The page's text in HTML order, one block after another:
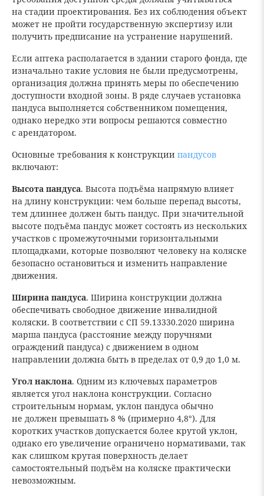
на стадии проектирования. Без их соблюдения объект
может не пройти государственную экспертизу или
получить предписание на устранение нарушений.
Если аптека располагается в здании старого фонда, где
изначально такие условия не были предусмотрены,
организация должна принять меры по обеспечению
доступности входной зоны. В ряде случаев установка
пандуса выполняется собственником помещения,
однако нередко эти вопросы решаются совместно
с арендатором.
Основные требования к конструкции пандусов
включают:
Высота пандуса. Высота подъёма напрямую влияет
на длину конструкции: чем больше перепад высоты,
тем длиннее должен быть пандус. При значительной
высоте подъёма пандус может состоять из нескольких
участков с промежуточными горизонтальными
площадками, которые позволяют человеку на коляске
безопасно остановиться и изменить направление
движения.
Ширина пандуса. Ширина конструкции должна
обеспечивать свободное движение инвалидной
коляски. В соответствии с СП 59.13330.2020 ширина
марша пандуса (расстояние между поручнями
ограждений пандуса) с движением в одном
направлении должна быть в пределах от 0,9 до 1,0 м.
Угол наклона. Одним из ключевых параметров
является угол наклона конструкции. Согласно
строительным нормам, уклон пандуса обычно
не должен превышать 8 % (примерно 4,8°). Для
коротких участков допускается более крутой уклон,
однако его увеличение ограничено нормативами, так
как слишком крутая поверхность делает
самостоятельный подъём на коляске практически
невозможным.